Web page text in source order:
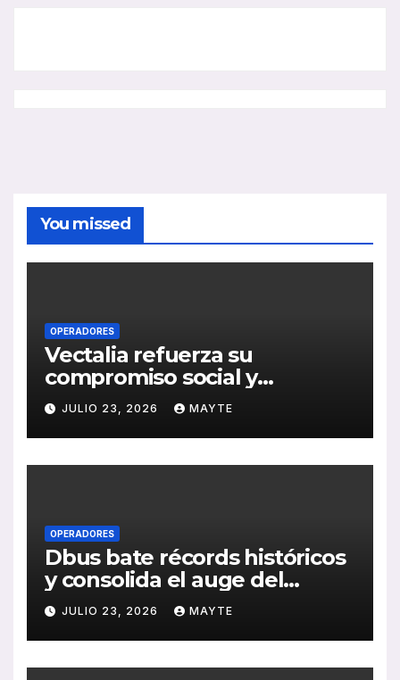
You missed
OPERADORES
Vectalia refuerza su
compromiso social y
medioambiental con la
publicación de su Memoria
de RSC 2025
JULIO 23, 2026 MAYTE
OPERADORES
Dbus bate récords históricos
y consolida el auge del
transporte público en San
Sebastián
JULIO 23, 2026 MAYTE